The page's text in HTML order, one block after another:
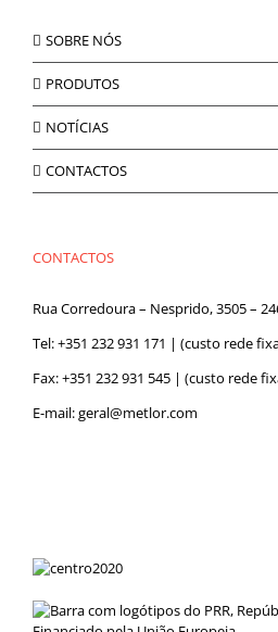
SOBRE NÓS
PRODUTOS
NOTÍCIAS
CONTACTOS
CONTACTOS
Rua Corredoura – Nesprido, 3505 –
Tel:+351 232 931 171 | (custo rede
Fax: +351 232 931 545 | (custo rede
E-mail:geral@metlor.com